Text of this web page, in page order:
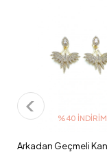
%40 İNDIRIM
Arkadan Geçmeli